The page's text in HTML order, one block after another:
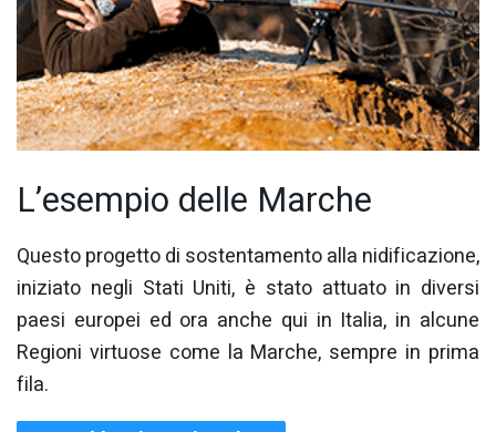
L’esempio delle Marche
Questo progetto di sostentamento alla nidificazione,
iniziato negli Stati Uniti, è stato attuato in diversi
paesi europei ed ora anche qui in Italia, in alcune
Regioni virtuose come la Marche, sempre in prima
fila.